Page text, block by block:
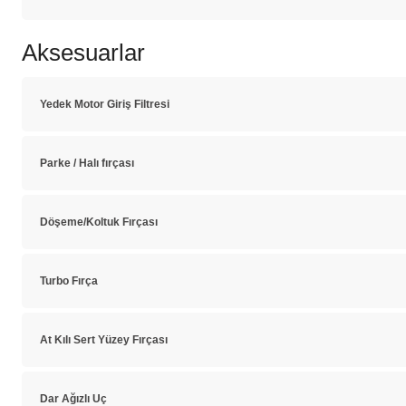
Aksesuarlar
Yedek Motor Giriş Filtresi
Parke / Halı fırçası
Döşeme/Koltuk Fırçası
Turbo Fırça
At Kılı Sert Yüzey Fırçası
Dar Ağızlı Uç